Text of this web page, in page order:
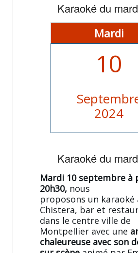
Karaoké du
Mardi
10
2024
Karaoké du
Mardi 10 septembre à
20h30, nous
proposons un karaoké
Chistera, bar et
dans le centre ville de
Montpellier avec une
chaleureuse avec son